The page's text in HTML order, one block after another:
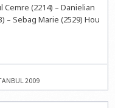
Cemre (2214) – Danielian
– Sebag Marie (2529) Hou
2009